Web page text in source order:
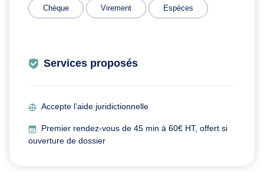
Chèque Virement Espèces
Services proposés
Accepte l’aide juridictionnelle
Premier rendez-vous de 45 min à 60€ HT, offert si
ouverture de dossier